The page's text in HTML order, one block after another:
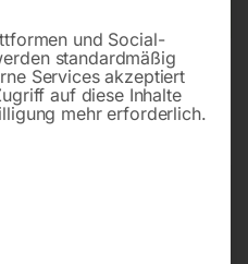
In den Warenkorb
und Social-
standardmäßig
Services akzeptiert
auf diese Inhalte
mehr erforderlich.